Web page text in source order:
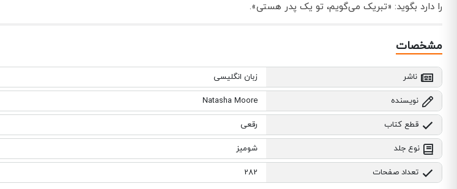
را دارد بگوید: «تبریک می‌گویم، تو یک پدر هستی».
مشخصات
ناشر زبان انگلیسی
نویسنده Natasha Moore
قطع کتاب رقعی
نوع جلد شومیز
تعداد صفحات 282